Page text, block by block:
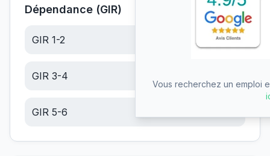
Dépendance (GIR)
GIR 1-2 22.60 €/jour
GIR 3-4
GIR 5-6
Vous recherchez un emploi